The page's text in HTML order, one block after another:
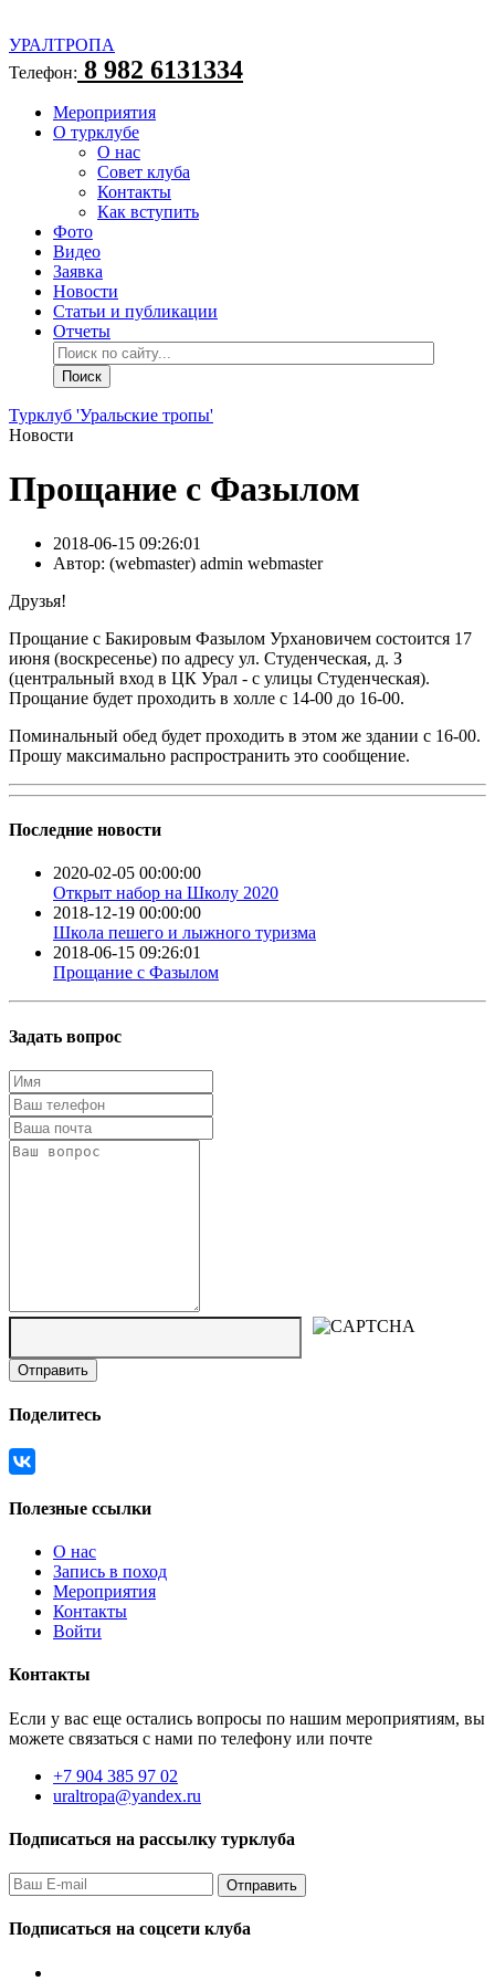
УРАЛТРОПА
Телефон: 8 982 6131334
Мероприятия
О турклубе
О нас
Совет клуба
Контакты
Как вступить
Фото
Видео
Заявка
Новости
Статьи и публикации
Отчеты
Турклуб 'Уральские тропы'
Новости
Прощание с Фазылом
2018-06-15 09:26:01
Автор: ( webmaster) admin webmaster
Друзья!
Прощание с Бакировым Фазылом Урхановичем состоится 17
июня (воскресенье) по адресу ул. Студенческая, д. З
(центральный вход в ЦК Урал - с улицы Студенческая).
Прощание будет проходить в холле с 14-00 до 16-00.
Поминальный обед будет проходить в этом же здании с 16-00.
Прошу максимально распространить это сообщение.
Последние новости
2020-02-05 00:00:00
Открыт набор на Школу 2020
2018-12-19 00:00:00
Школа пешего и лыжного туризма
2018-06-15 09:26:01
Прощание с Фазылом
Задать вопрос
Поделитесь
Полезные ссылки
О нас
Запись в поход
Мероприятия
Контакты
Войти
Контакты
Если у вас еще остались вопросы по нашим мероприятиям, вы
можете связаться с нами по телефону или почте
+7 904 385 97 02
uraltropa@yandex.ru
Подписаться на рассылку турклуба
Подписаться на соцсети клуба